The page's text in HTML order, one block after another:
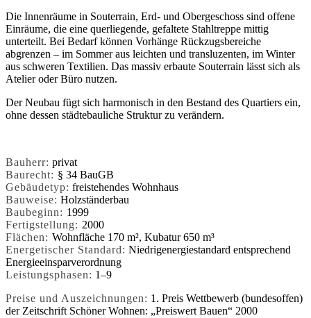
Die Innenräume in Souterrain, Erd- und Obergeschoss sind offene
Einräume, die eine querliegende, gefaltete Stahltreppe mittig
unterteilt. Bei Bedarf können Vorhänge Rückzugsbereiche
abgrenzen – im Sommer aus leichten und transluzenten, im Winter
aus schweren Textilien. Das massiv erbaute Souterrain lässt sich als
Atelier oder Büro nutzen.
Der Neubau fügt sich harmonisch in den Bestand des Quartiers ein,
ohne dessen städtebauliche Struktur zu verändern.
Bauherr: privat
Baurecht: § 34 BauGB
Gebäudetyp: freistehendes Wohnhaus
Bauweise: Holzständerbau
Baubeginn: 1999
Fertigstellung: 2000
Flächen: Wohnfläche 170 m², Kubatur 650 m³
Energetischer Standard: Niedrigenergiestandard entsprechend
Energieeinsparverordnung
Leistungsphasen: 1–9
Preise und Auszeichnungen: 1. Preis Wettbewerb (bundesoffen)
der Zeitschrift Schöner Wohnen: „Preiswert Bauen“ 2000